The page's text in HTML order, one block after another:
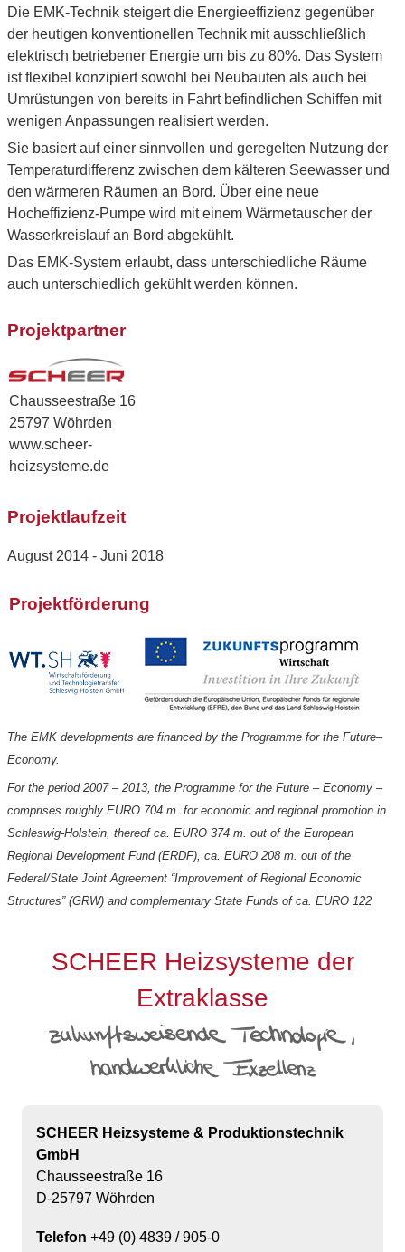
Die EMK-Technik steigert die Energieeffizienz gegenüber
der heutigen konventionellen Technik mit ausschließlich
elektrisch betriebener Energie um bis zu 80%. Das System
ist flexibel konzipiert sowohl bei Neubauten als auch bei
Umrüstungen von bereits in Fahrt befindlichen Schiffen mit
wenigen Anpassungen realisiert werden.
Sie basiert auf einer sinnvollen und geregelten Nutzung der
Temperaturdifferenz zwischen dem kälteren Seewasser und
den wärmeren Räumen an Bord. Über eine neue
Hocheffizienz-Pumpe wird mit einem Wärmetauscher der
Wasserkreislauf an Bord abgekühlt.
Das EMK-System erlaubt, dass unterschiedliche Räume
auch unterschiedlich gekühlt werden können.
Projektpartner
Chausseestraße 16
25797 Wöhrden
www.scheer-
heizsysteme.de
Projektlaufzeit
August 2014 - Juni 2018
Projektförderung
The EMK developments are financed by the Programme for the Future–
Economy.
For the period 2007 – 2013, the Programme for the Future – Economy –
comprises roughly EURO 704 m. for economic and regional promotion in
Schleswig-Holstein, thereof ca. EURO 374 m. out of the European
Regional Development Fund (ERDF), ca. EURO 208 m. out of the
Federal/State Joint Agreement “Improvement of Regional Economic
Structures” (GRW) and complementary State Funds of ca. EURO 122
SCHEER Heizsysteme der
Extraklasse
SCHEER Heizsysteme & Produktionstechnik
GmbH
Chausseestraße 16
D-25797 Wöhrden
Telefon +49 (0) 4839 / 905-0